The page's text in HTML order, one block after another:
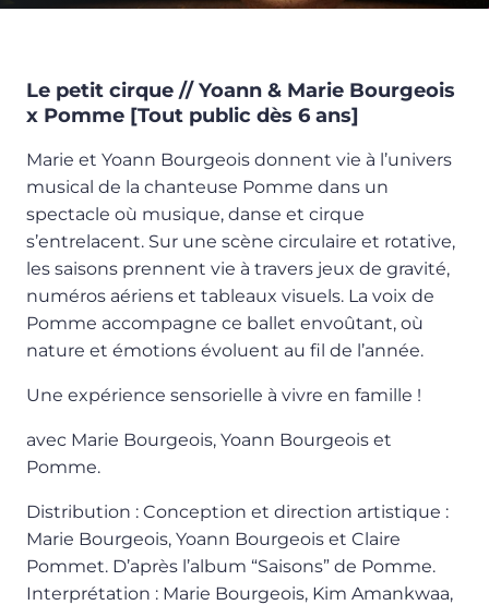
Le petit cirque // Yoann & Marie Bourgeois
x Pomme [Tout public dès 6 ans]
Marie et Yoann Bourgeois donnent vie à l’univers
musical de la chanteuse Pomme dans un
spectacle où musique, danse et cirque
s’entrelacent. Sur une scène circulaire et rotative,
les saisons prennent vie à travers jeux de gravité,
numéros aériens et tableaux visuels. La voix de
Pomme accompagne ce ballet envoûtant, où
nature et émotions évoluent au fil de l’année.
Une expérience sensorielle à vivre en famille !
avec Marie Bourgeois, Yoann Bourgeois et
Pomme.
Distribution : Conception et direction artistique :
Marie Bourgeois, Yoann Bourgeois et Claire
Pommet. D’après l’album “Saisons” de Pomme.
Interprétation : Marie Bourgeois, Kim Amankwaa,